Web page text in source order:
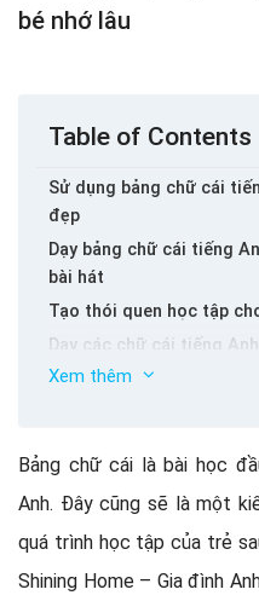
bé nhớ lâu
Table of Contents
Sử dụng bảng chữ cái
đẹp
Dạy bảng chữ cái tiếng
bài hát
Tạo thói quen học tập
Dạy các chữ cái tiếng
dấu hiệu và các đối tượng
Xem thêm
Bảng chữ cái là bài học
Anh. Đây cũng sẽ là một
quá trình học tập của trẻ
Shining Home – Gia đình